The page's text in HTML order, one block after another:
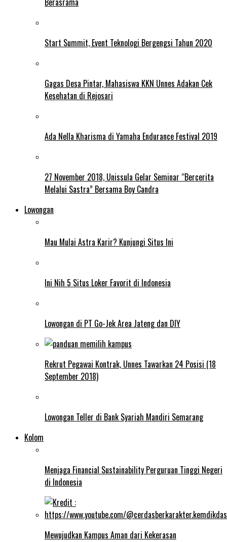
Start Summit, Event Teknologi Bergengsi Tahun 2020
Gagas Desa Pintar, Mahasiswa KKN Unnes Adakan Cek
Kesehatan di Rejosari
Ada Nella Kharisma di Yamaha Endurance Festival 2019
27 November 2018, Unissula Gelar Seminar “Bercerita
Melalui Sastra” Bersama Boy Candra
Lowongan
Mau Mulai Astra Karir? Kunjungi Situs Ini
Ini Nih 5 Situs Loker Favorit di Indonesia
Lowongan di PT Go-Jek Area Jateng dan DIY
Rekrut Pegawai Kontrak, Unnes Tawarkan 24 Posisi (18
September 2018)
Lowongan Teller di Bank Syariah Mandiri Semarang
Kolom
Menjaga Financial Sustainability Perguruan Tinggi Negeri
di Indonesia
Mewujudkan Kampus Aman dari Kekerasan